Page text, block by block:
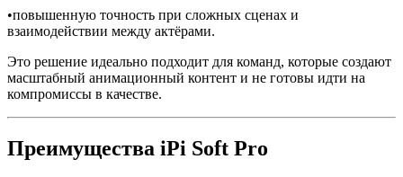
•повышенную точность при сложных сценах и
взаимодействии между актёрами.
Это решение идеально подходит для команд, которые создают
масштабный анимационный контент и не готовы идти на
компромиссы в качестве.
Преимущества iPi Soft Pro